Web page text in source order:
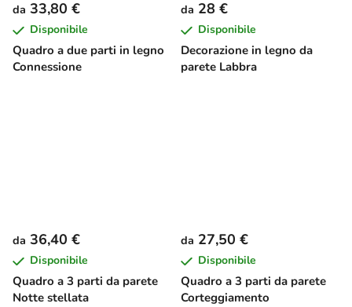
Quadro a due parti in legno
Connessione
da 33,80 €
Disponibile
Decorazione in legno da
parete Labbra
da 28 €
Disponibile
Quadro a 3 parti da parete
Notte stellata
da 36,40 €
Disponibile
Quadro a 3 parti da parete
Corteggiamento
da 27,50 €
Disponibile